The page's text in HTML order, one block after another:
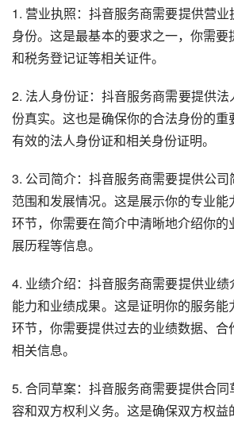
1. 营业执照：抖音服务商需要提供营
身份。这是最基本的要求之一，你需
和税务登记证等相关证件。
2. 法人身份证：抖音服务商需要提供
份真实。这也是确保你的合法身份的
有效的法人身份证和相关身份证明。
3. 公司简介：抖音服务商需要提供公
范围和发展情况。这是展示你的专业
环节，你需要在简介中清晰地介绍你的
展历程等信息。
4. 业绩介绍：抖音服务商需要提供业
能力和业绩成果。这是证明你的服务
环节，你需要提供过去的业绩数据、
相关信息。
5. 合同草案：抖音服务商需要提供合
容和双方权利义务。这是确保双方权